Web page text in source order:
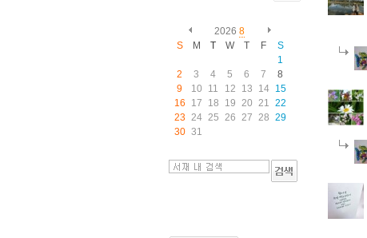
2026 8
S
M T W T F
S
1
2
3 4 5 6 7
8
9
10 11 12 13 14
15
16
17 18 19 20 21
22
23
24 25 26 27 28 29
30 31